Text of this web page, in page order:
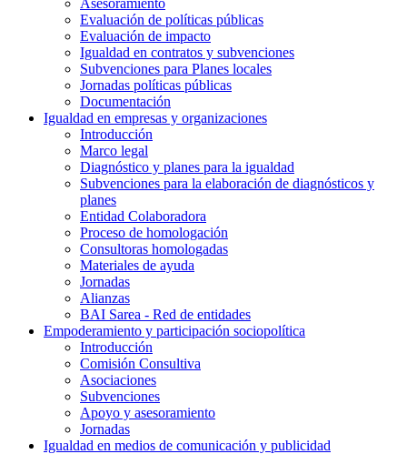
Evaluación de políticas públicas
Evaluación de impacto
Igualdad en contratos y subvenciones
Subvenciones para Planes locales
Jornadas políticas públicas
Documentación
Igualdad en empresas y organizaciones
Introducción
Marco legal
Diagnóstico y planes para la igualdad
Subvenciones para la elaboración de diagnósticos y
planes
Entidad Colaboradora
Proceso de homologación
Consultoras homologadas
Materiales de ayuda
Jornadas
Alianzas
BAI Sarea - Red de entidades
Empoderamiento y participación sociopolítica
Introducción
Comisión Consultiva
Asociaciones
Subvenciones
Apoyo y asesoramiento
Jornadas
Igualdad en medios de comunicación y publicidad